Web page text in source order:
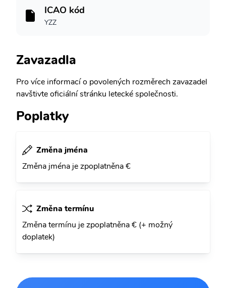
ICAO kód
YZZ
Zavazadla
Pro více informací o povolených rozměrech zavazadel
navštivte oficiální stránku letecké společnosti.
Poplatky
Změna jména
Změna jména je zpoplatněna €
Změna termínu
Změna termínu je zpoplatněna € (+ možný
doplatek)